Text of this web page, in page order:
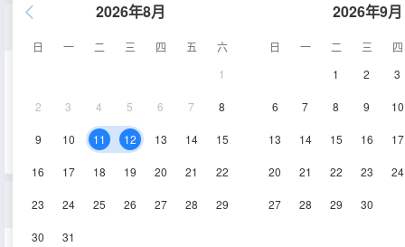
2026年8月
日 一 二 三 四 五
六
1
2 3 4 5 6 7 8
9 10 11 12 13 14 15
16 17 18 19 20 21 22
23 24 25 26 27 28 29
30 31
2026年9月
日 一 二 三
四
1
2 3
6 7 8 9 10
13 14 15 16 17
20 21 22 23 24
27 28 29 30
空調
瑞際城景雙床房